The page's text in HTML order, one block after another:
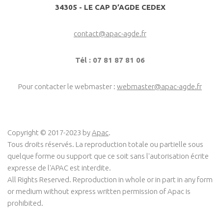
34305 - LE CAP D’AGDE CEDEX
contact@apac-agde.fr
Tél : 07 81 87 81 06
Pour contacter le webmaster : webmaster@apac-agde.fr
Copyright © 2017-2023 byApac.
Tous droits réservés. La reproduction totale ou partielle sous
quelque forme ou support que ce soit sans l'autorisation écrite
expresse de l'APAC est interdite.
All Rights Reserved. Reproduction in whole or in part in any form
or medium without express written permission of Apac is
prohibited.